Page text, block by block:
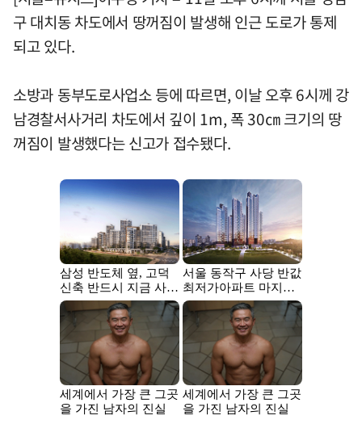
구 대치동 차도에서 땅꺼짐이 발생해 인근 도로가 통제
되고 있다.
소방과 동부도로사업소 등에 따르면, 이날 오후 6시께 강
남경찰서사거리 차도에서 깊이 1m, 폭 30㎝ 크기의 땅
꺼짐이 발생했다는 신고가 접수됐다.